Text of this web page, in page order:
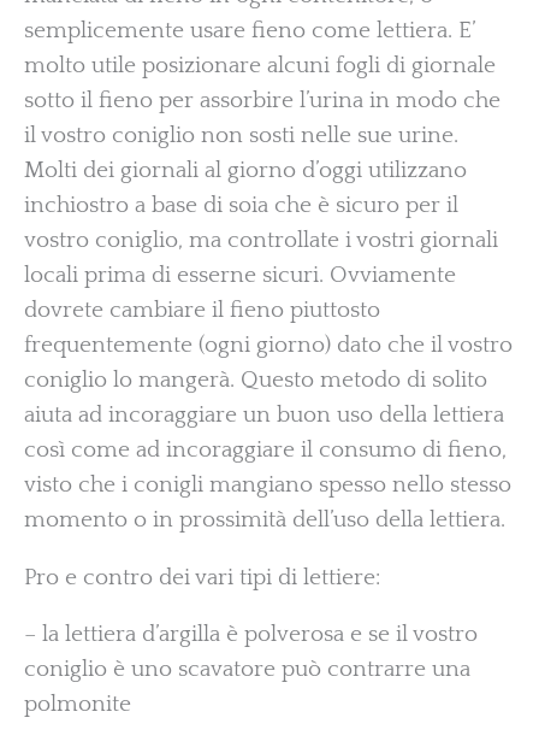
semplicemente usare fieno come lettiera. E’
molto utile posizionare alcuni fogli di giornale
sotto il fieno per assorbire l’urina in modo che
il vostro coniglio non sosti nelle sue urine.
Molti dei giornali al giorno d’oggi utilizzano
inchiostro a base di soia che è sicuro per il
vostro coniglio, ma controllate i vostri giornali
locali prima di esserne sicuri. Ovviamente
dovrete cambiare il fieno piuttosto
frequentemente (ogni giorno) dato che il vostro
coniglio lo mangerà. Questo metodo di solito
aiuta ad incoraggiare un buon uso della lettiera
così come ad incoraggiare il consumo di fieno,
visto che i conigli mangiano spesso nello stesso
momento o in prossimità dell’uso della lettiera.
Pro e contro dei vari tipi di lettiere:
– la lettiera d’argilla è polverosa e se il vostro
coniglio è uno scavatore può contrarre una
polmonite